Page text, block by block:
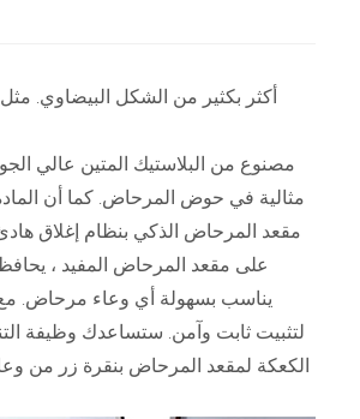
مثالية في حوض المرحاض. كما أن
مقعد المرحاض الذكي بنظام إغلاق
على مقعد المرحاض المفيد ،
لتثبيت ثابت وآمن. ستساعدك وظيفة
الكعكة لمقعد المرحاض بنقرة زر من